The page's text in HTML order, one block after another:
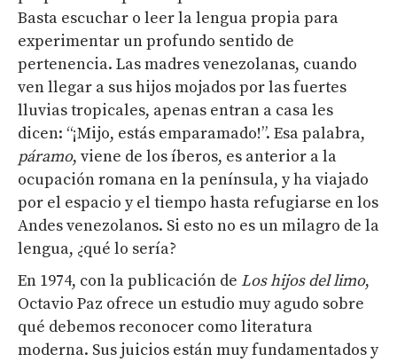
Basta escuchar o leer la lengua propia para
experimentar un profundo sentido de
pertenencia. Las madres venezolanas, cuando
ven llegar a sus hijos mojados por las fuertes
lluvias tropicales, apenas entran a casa les
dicen: “¡Mijo, estás emparamado!”. Esa palabra,
páramo, viene de los íberos, es anterior a la
ocupación romana en la península, y ha viajado
por el espacio y el tiempo hasta refugiarse en los
Andes venezolanos. Si esto no es un milagro de la
lengua, ¿qué lo sería?
En 1974, con la publicación de Los hijos del limo,
Octavio Paz ofrece un estudio muy agudo sobre
qué debemos reconocer como literatura
moderna. Sus juicios están muy fundamentados y